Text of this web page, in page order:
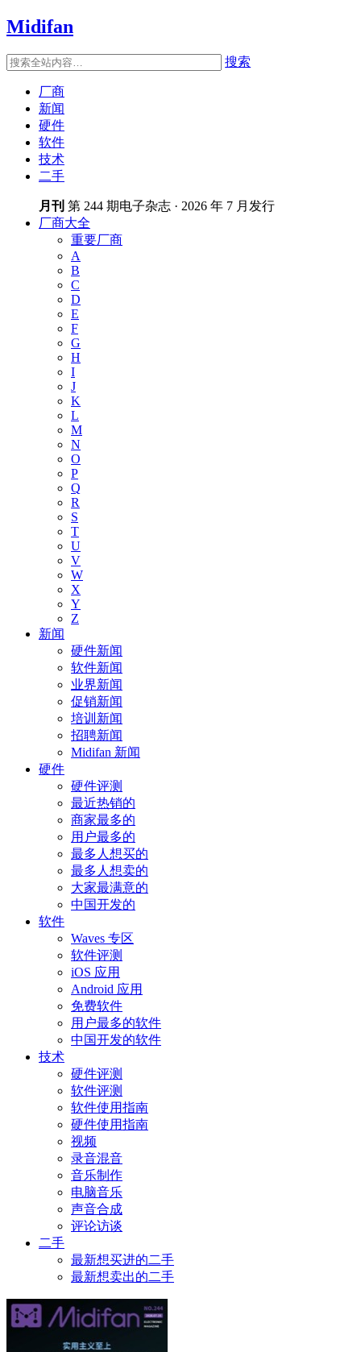
Midifan
搜索
厂商
新闻
硬件
软件
技术
二手
月刊 第 244 期电子杂志 · 2026 年 7 月发行
厂商大全
重要厂商
A
B
C
D
E
F
G
H
I
J
K
L
M
N
O
P
Q
R
S
T
U
V
W
X
Y
Z
新闻
硬件新闻
软件新闻
业界新闻
促销新闻
培训新闻
招聘新闻
Midifan 新闻
硬件
硬件评测
最近热销的
商家最多的
用户最多的
最多人想买的
最多人想卖的
大家最满意的
中国开发的
软件
Waves 专区
软件评测
iOS 应用
Android 应用
免费软件
用户最多的软件
中国开发的软件
技术
硬件评测
软件评测
软件使用指南
硬件使用指南
视频
录音混音
音乐制作
电脑音乐
声音合成
评论访谈
二手
最新想买进的二手
最新想卖出的二手